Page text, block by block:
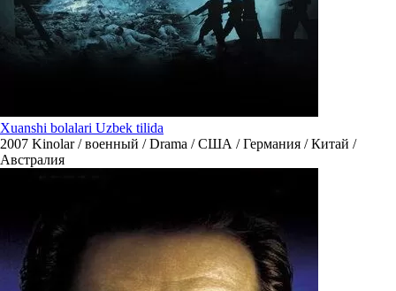
Xuanshi bolalari Uzbek tilida
2007 Kinolar / военный / Drama / США / Германия / Китай /
Австралия